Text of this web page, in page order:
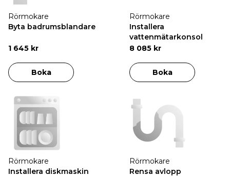
Rörmokare
Byta badrumsblandare
1 645 kr
Boka
Rörmokare
Installera
vattenmätarkonsol
8 085 kr
Boka
Rörmokare
Installera diskmaskin
Rörmokare
Rensa avlopp